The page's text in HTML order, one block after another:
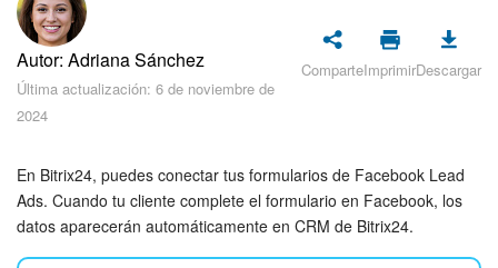
Seguridad
Planes y pagos
Feed
Messenger
Autor: Adriana Sánchez
Última actualización: 6 de noviembre de
2024
ComparteImprimirDescargar
En Bitrix24, puedes conectar tus formularios de Facebook Lead
Ads. Cuando tu cliente complete el formulario en Facebook, los
datos aparecerán automáticamente en CRM de Bitrix24.